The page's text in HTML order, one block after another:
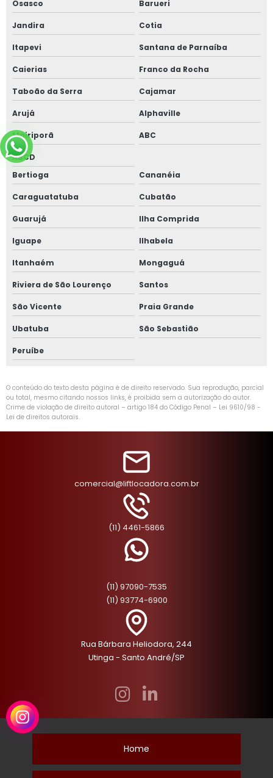
Osasco Barueri
Jandira Cotia
Itapevi Santana de Parnaíba
Caierias Franco da Rocha
Taboão da Serra Cajamar
Arujá Alphaville
Mairiporã ABC
ABCD
Bertioga
Cananéia
Caraguatatuba Cubatão
Guarujá Ilha Comprida
Iguape Ilhabela
Itanhaém Mongaguá
Riviera de São Lourenço Santos
São Vicente Praia Grande
Ubatuba São Sebastião
Peruíbe
O conteúdo do texto desta página é de direito reservado. Sua reprodução, parcial
ou total, mesmo citando nossos links, é proibida sem a autorização do autor.
Crime de violação de direito autoral – artigo 184 do Código Penal – Lei 9610/98 -
Lei de direitos autorais.
comercial@liftlocadora.com.br
(11) 4461-5866
(11) 97090-7535
(11) 93774-6900
Rua Bárbara Heliodora, 244
Utinga - Santo André/SP
Home